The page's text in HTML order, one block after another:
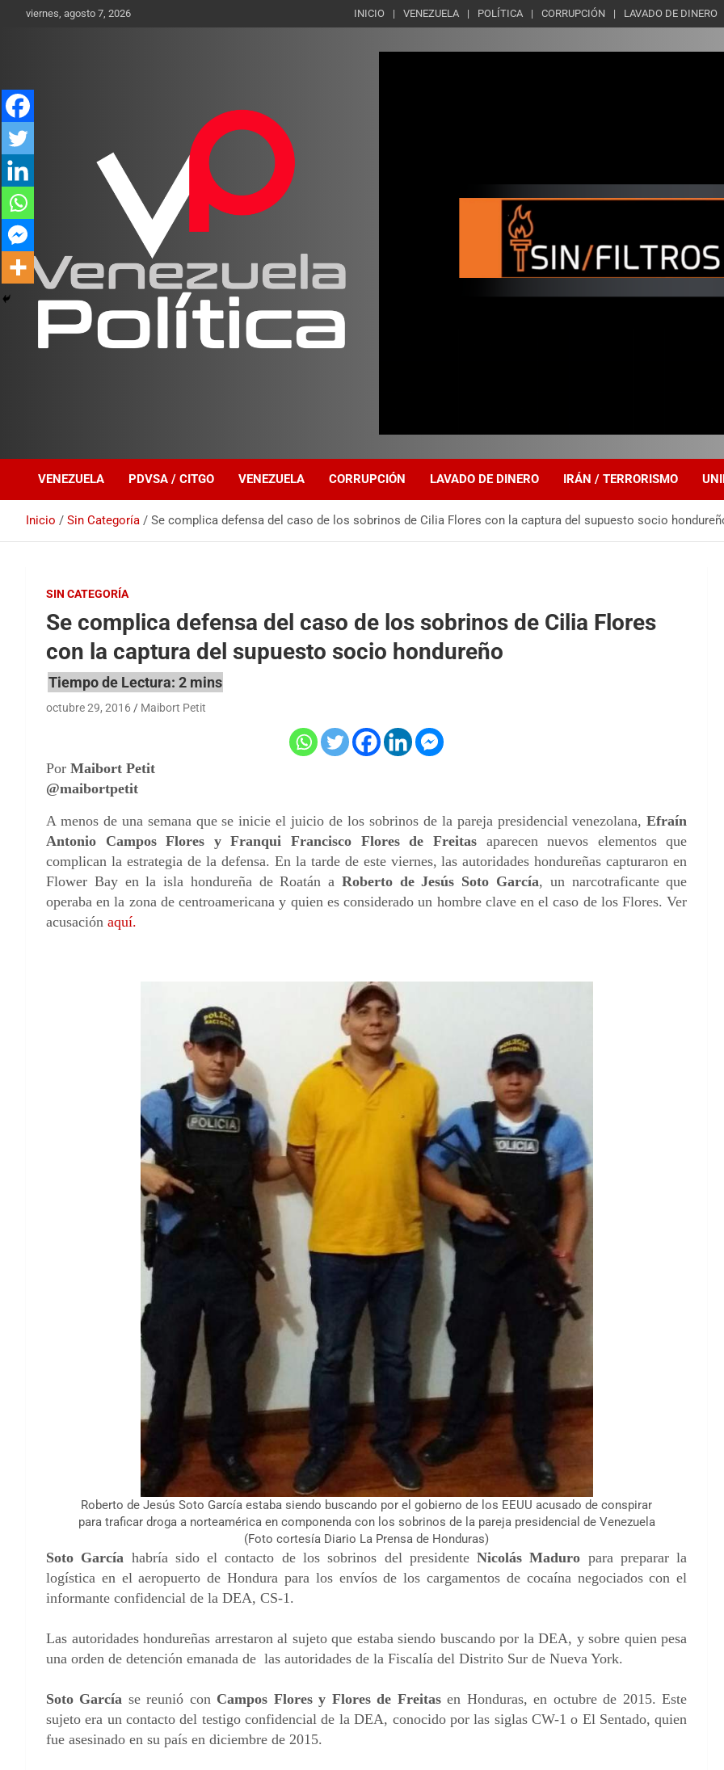
viernes, agosto 7, 2026 INICIO VENEZUELA POLÍTICA CORRUPCIÓN LAVADO DE DINERO
VENEZUELA PDVSA / CITGO VENEZUELA CORRUPCIÓN LAVADO DE DINERO IRÁN / TERRORISMO
Inicio Sin Categoría Se complica defensa del caso de los sobrinos de Cilia Flores con la captura del supuesto socio
SIN CATEGORÍA
Se complica defensa del caso de los sobrinos de Cilia Flores
con la captura del supuesto socio hondureño
octubre 29, 2016 Maibort Petit
Por Maibort Petit
@maibortpetit
A menos de una semana que se inicie el juicio de los sobrinos de la pareja presidencial venezolana,Efraín
Antonio Campos Flores y Franqui Francisco Flores de Freitasaparecen nuevos elementos que
complican la estrategia de la defensa. En la tarde de este viernes, las autoridades hondureñas capturaron en
Flower Bay en la isla hondureña de Roatán a Roberto de Jesús Soto García, un narcotraficante que
operaba en la zona de centroamericana y quien es considerado un hombre clave en el caso de los Flores. Ver
acusación aquí.
Roberto de Jesús Soto García estaba siendo buscando por el gobierno de los EEUU acusado de conspirar
para traficar droga a norteamérica en componenda con los sobrinos de la pareja presidencial de Venezuela
(Foto cortesía Diario La Prensa de Honduras)
Soto García habría sido el contacto de los sobrinos del presidenteNicolás Maduro para preparar la
logística en el aeropuerto de Hondura para los envíos de los cargamentos de cocaína negociados con el
informante confidencial de la DEA, CS-1.
Las autoridades hondureñas arrestaron al sujeto que estaba siendo buscando por la DEA, y sobre quien pesa
una orden de detención emanada de las autoridades de la Fiscalía del Distrito Sur de Nueva York.
Soto García se reunió con Campos Flores y Flores de Freitasen Honduras, en octubre de 2015. Este
sujeto era un contacto del testigo confidencial de la DEA, conocido por las siglas CW-1 o El Sentado, quien
fue asesinado en su país en diciembre de 2015.